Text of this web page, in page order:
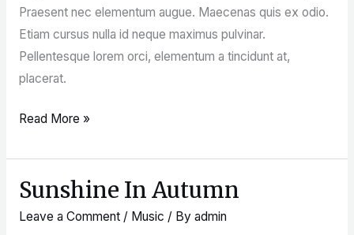
Praesent nec elementum augue. Maecenas quis ex odio.
Etiam cursus nulla id neque maximus pulvinar.
Pellentesque lorem orci, elementum a tincidunt at,
placerat.
Read More »
Sunshine In Autumn
Leave a Comment / Music / By admin
Sunshine
In